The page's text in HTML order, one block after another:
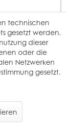
Das kleine deutsche Anbaugebiet Franken hat eine Fläche...
technischen
gesetzt werden.
dieser
oder die
Netzwerken
gesetzt.